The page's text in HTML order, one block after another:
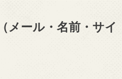
メール・名前・サイ